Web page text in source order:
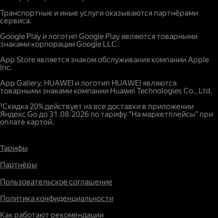
Повышенный спрос.
Транспортные и иные услуги оказываются партнёрами
сервиса.
Google Play и логотип Google Play являются товарными
знаками корпорации Google LLC.
App Store является знаком обслуживания компании Apple
Inc.
App Gallery, HUAWEI и логотип HUAWEI являются
товарными знаками компании Huawei Technologies Co., Ltd.
¹Скидка 20% действует на все доставки в приложении
Яндекс Go до 31.08.2026 по тарифу "На маркетплейсы" при
оплате картой.
Тарифы
Партнёры
Пользовательское соглашение
Политика конфиденциальности
Как работают рекомендации